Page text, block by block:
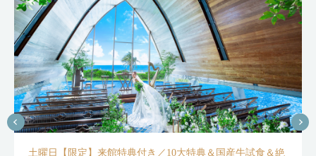
土曜日【限定】来館特典付き／10大特典＆国産牛試食＆絶